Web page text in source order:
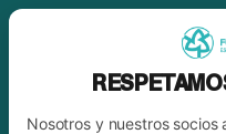
Nosotros y nuestros socios